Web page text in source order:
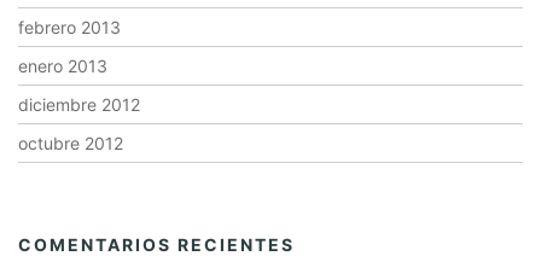
febrero 2013
enero 2013
diciembre 2012
octubre 2012
COMENTARIOS RECIENTES